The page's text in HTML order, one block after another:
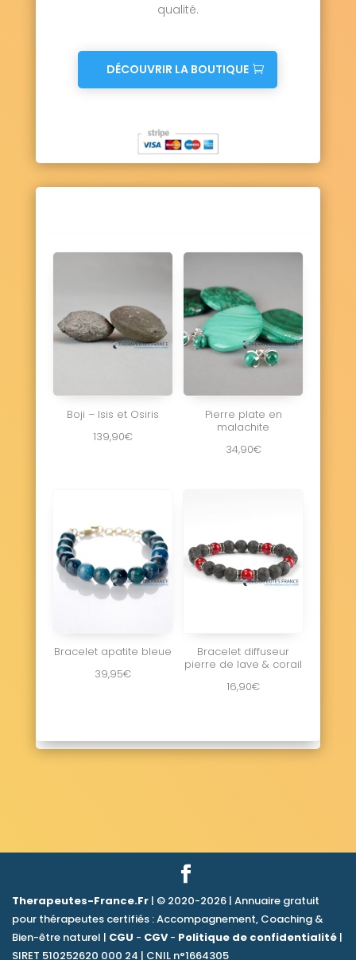
qualité.
DÉCOUVRIR LA BOUTIQUE
Boji – Isis et Osiris
139,90€
Pierre plate en
malachite
34,90€
Bracelet apatite bleue
39,95€
Bracelet diffuseur
pierre de lave & corail
16,90€
Therapeutes-France.Fr | © 2020-2026 | Annuaire gratuit
pour thérapeutes certifiés : Accompagnement, Coaching &
Bien-être naturel | CGU - CGV- Politique de confidentialité |
SIRET 510252620 000 24 | CNIL n°1664305